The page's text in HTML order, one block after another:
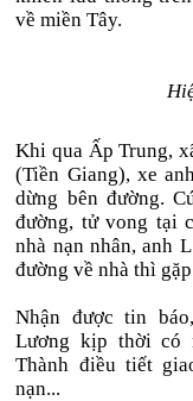
về miền Tây.
Khi qua Ấp Trung,
(Tiền Giang), xe
dừng bên đường.
đường, tử vong tại
nhà nạn nhân, anh
đường về nhà thì
Nhận được tin
Lương kịp thời có
Thành điều tiết
nạn...